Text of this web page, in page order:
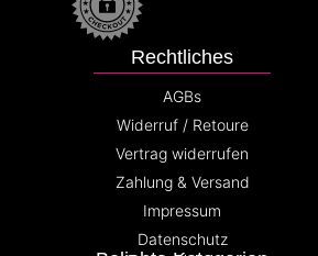
Rechtliches
AGBs
Widerruf / Retoure
Vertrag widerrufen
Zahlung & Versand
Impressum
Datenschutz